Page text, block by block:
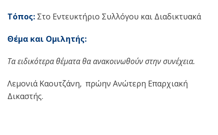
Τόπος: Στο Εντευκτήριο Συλλόγου και Διαδικτυακά
Θέμα και Ομιλητής:
Τα ειδικότερα θέματα θα ανακοινωθούν στην συνέχεια.
Λεμονιά Καουτζάνη, πρώην Ανώτερη Επαρχιακή
Δικαστής.